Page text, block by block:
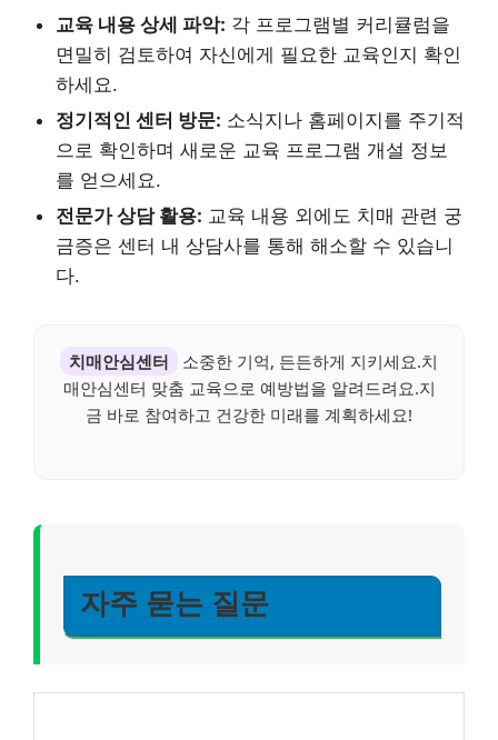
교육 내용 상세 파악: 각 프로그램별 커리큘럼을
면밀히 검토하여 자신에게 필요한 교육인지 확인
하세요.
정기적인 센터 방문: 소식지나 홈페이지를 주기적
으로 확인하며 새로운 교육 프로그램 개설 정보
를 얻으세요.
전문가 상담 활용: 교육 내용 외에도 치매 관련 궁
금증은 센터 내 상담사를 통해 해소할 수 있습니
다.
치매안심센터
소중한 기억, 든든하게 지키세요.치
매안심센터 맞춤 교육으로 예방법을 알려드려요.지
금 바로 참여하고 건강한 미래를 계획하세요!
자주 묻는 질문